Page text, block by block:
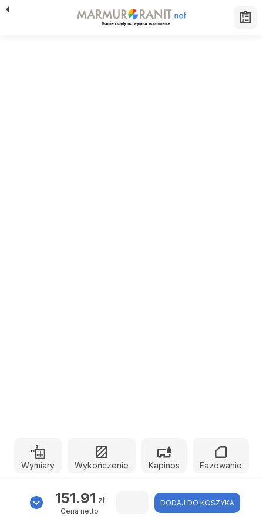
Wymiary Wykończenie Kapinos Fazowanie
151.91 zł
Cena netto
DODAJ DO KOSZYKA